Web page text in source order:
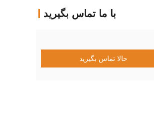
با ما تماس بگیرید
حالا تماس بگیرید